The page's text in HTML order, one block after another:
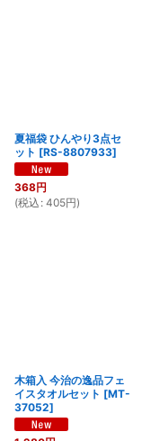
夏福袋 ひんやり3点セ
ット [RS-8807933]
368円
(税込 : 405円)
木箱入 今治の逸品フェ
イスタオルセット [MT-
37052]